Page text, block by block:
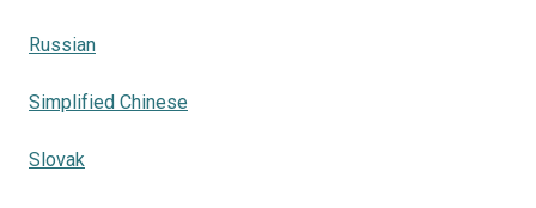
Russian
Simplified Chinese
Slovak